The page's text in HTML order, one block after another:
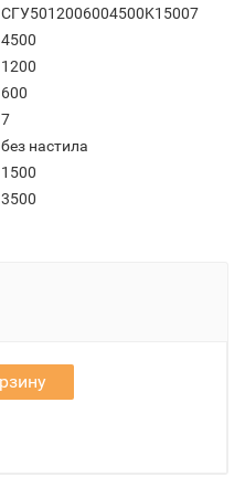
СГУ5012006004500K15007
4500
1200
600
7
без настила
1500
3500